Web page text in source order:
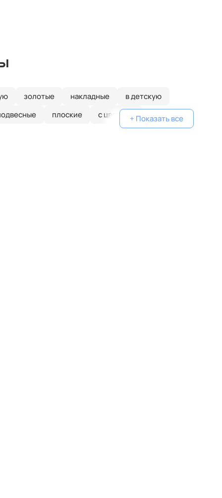
золотые накладные
в детскую
плоские
с цветами+ Показать все